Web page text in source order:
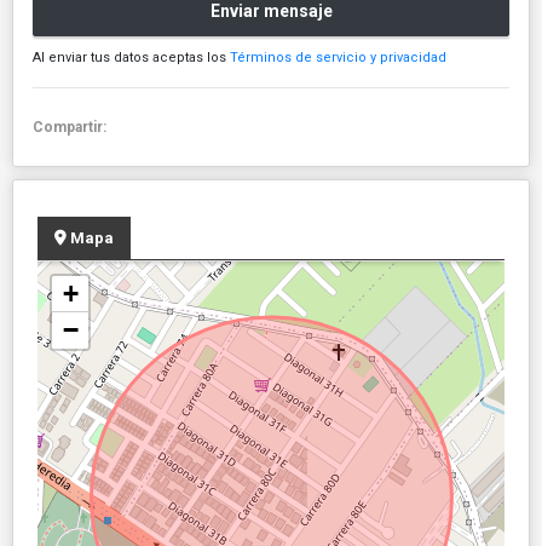
Enviar mensaje
Al enviar tus datos aceptas los Términos de servicio y privacidad
Compartir:
Mapa
+
−